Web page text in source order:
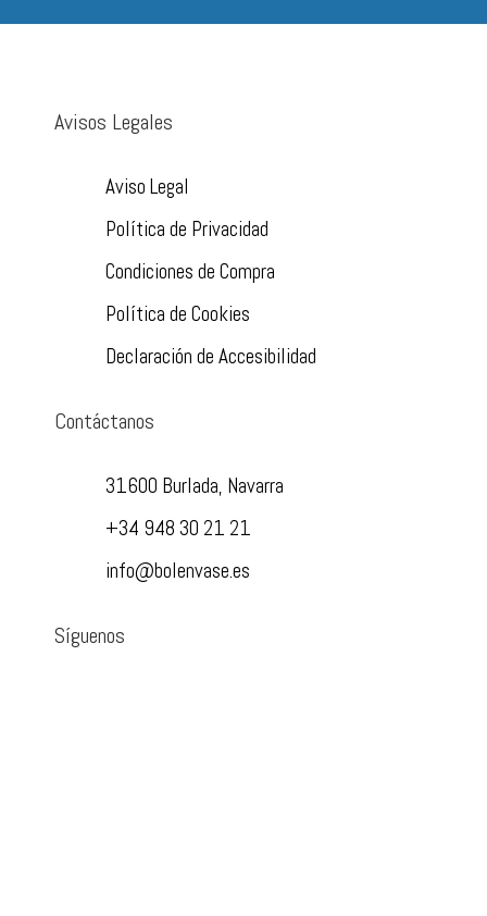
Avisos Legales
Aviso Legal
Política de Privacidad
Condiciones de Compra
Política de Cookies
Declaración de Accesibilidad
Contáctanos
31600 Burlada, Navarra
+34 948 30 21 21
info@bolenvase.es
Síguenos